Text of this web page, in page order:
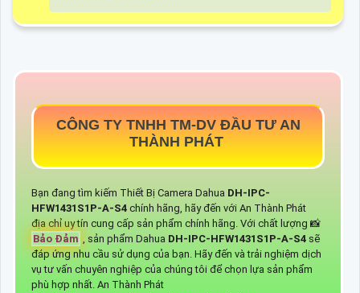
CÔNG TY TNHH TM-DV ĐẦU TƯ AN
THÀNH PHÁT
Bạn đang tìm kiếm Thiết Bị Camera Dahua DH-IPC-
HFW1431S1P-A-S4 chính hãng, hãy đến với An Thành Phát
địa chỉ uy tín cung cấp sản phẩm chính hãng. Với chất lượng 📸
Bảo Đảm , sản phẩm Dahua DH-IPC-HFW1431S1P-A-S4 sẽ
đáp ứng nhu cầu sử dụng của bạn. Hãy đến và trải nghiệm dịch
vụ tư vấn chuyên nghiệp của chúng tôi để chọn lựa sản phẩm
phù hợp nhất. An Thành Phát